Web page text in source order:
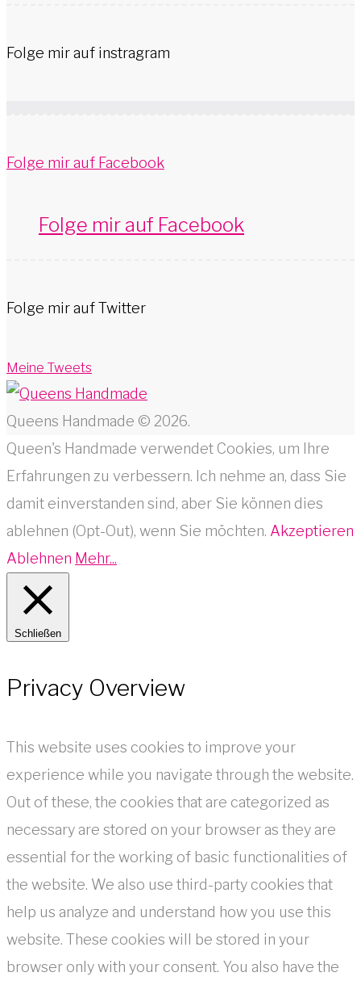
Folge mir auf instragram
Folge mir auf Facebook
Folge mir auf Facebook
Folge mir auf Twitter
Meine Tweets
Queens Handmade © 2026.
Queen's Handmade verwendet Cookies, um Ihre
Erfahrungen zu verbessern. Ich nehme an, dass Sie
damit einverstanden sind, aber Sie können dies
ablehnen (Opt-Out), wenn Sie möchten. Akzeptieren
Ablehnen Mehr...
Schließen
Privacy Overview
This website uses cookies to improve your
experience while you navigate through the website.
Out of these, the cookies that are categorized as
necessary are stored on your browser as they are
essential for the working of basic functionalities of
the website. We also use third-party cookies that
help us analyze and understand how you use this
website. These cookies will be stored in your
browser only with your consent. You also have the